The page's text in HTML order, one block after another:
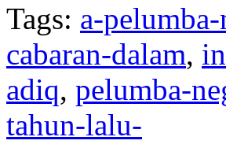
Tags: a-pelumba-
cabaran-dalam,
adiq, pelumba-
tahun-lalu-